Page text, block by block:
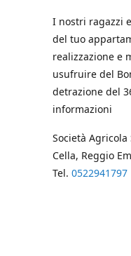
I nostri ragazzi
del tuo
realizzazione e
usufruire del
detrazione del
informazioni
Società Agricola
Cella, Reggio
Tel. 0522941797